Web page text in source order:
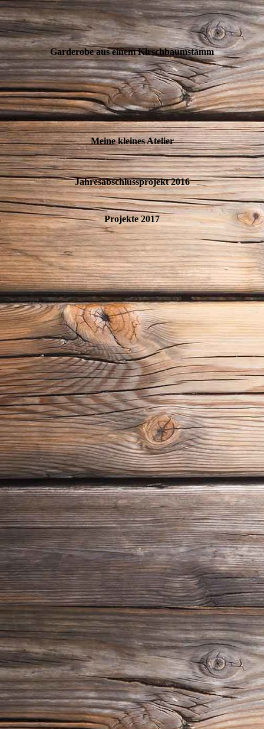
Garderobe aus einem Kirschbaumstamm
Meine kleines Atelier
Jahresabschlussprojekt 2016
Projekte 2017